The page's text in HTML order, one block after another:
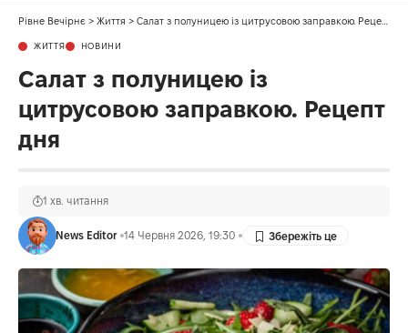
Рівне Вечірнє > Життя > Салат з полуницею із цитрусовою заправкою. Рецепт дня
ЖИТТЯ НОВИНИ
Салат з полуницею із
цитрусовою заправкою. Рецепт
дня
News Editor 14 Червня 2026, 19:30
1 хв. читання